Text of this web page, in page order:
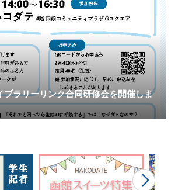
ブラリーリンク合同研修会を開催しま